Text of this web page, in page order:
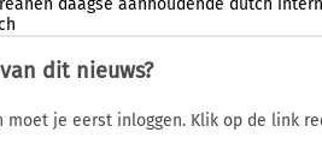
daagse aanhoudende dutch
dit nieuws?
moet je eerst inloggen. Klik op de link